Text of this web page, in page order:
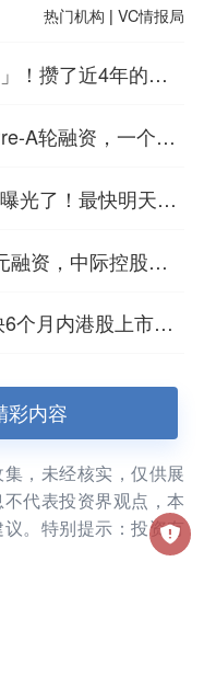
热门机构 |VC情报局
！攒了近4年的对
A轮融资，一个上
光了！最快明天发
融资，中际控股领
个月内港股上市；
彩内容
，未经核实，仅供展
代表投资界观点，本
。特别提示：投资有